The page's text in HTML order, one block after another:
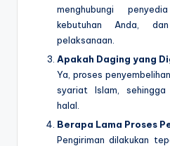
menghubungi
kebutuhan Anda,
pelaksanaan.
Apakah Daging yang
Ya, proses
syariat Islam,
halal.
Berapa Lama Proses
Pengiriman dilakukan